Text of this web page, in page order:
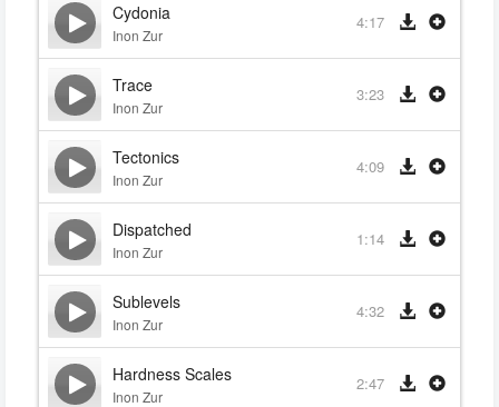
Cydonia
Inon Zur
4:17
Trace
Inon Zur
3:23
Tectonics
Inon Zur
4:09
Dispatched
Inon Zur
1:14
Sublevels
Inon Zur
4:32
Hardness Scales
Inon Zur
2:47